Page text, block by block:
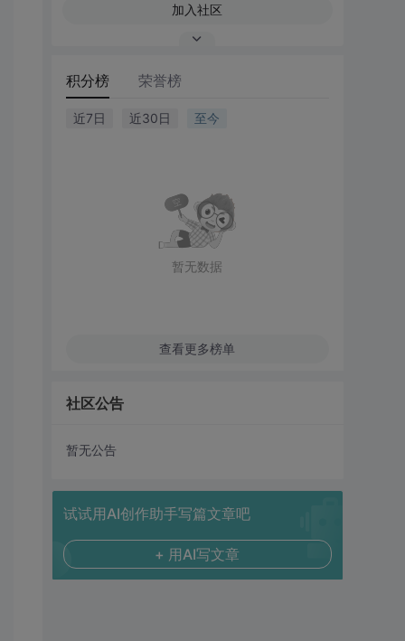
加入社区
积分榜 荣誉榜
近7日 近30日 至今
暂无数据
查看更多榜单
社区公告
暂无公告
试试用AI创作助手写篇文章吧
+ 用AI写文章